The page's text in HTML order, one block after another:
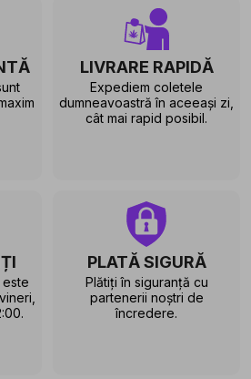
LIVRARE RAPIDĂ
Expediem coletele
dumneavoastră în aceeași zi,
cât mai rapid posibil.
PLATĂ SIGURĂ
Plătiți în siguranță cu
partenerii noștri de
încredere.